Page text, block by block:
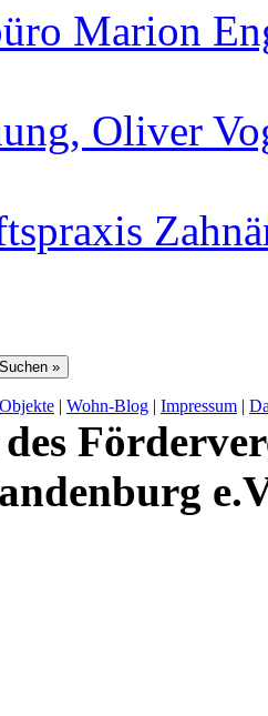
Marion
Oliver
Objekte | Wohn-Blog | Impressum |